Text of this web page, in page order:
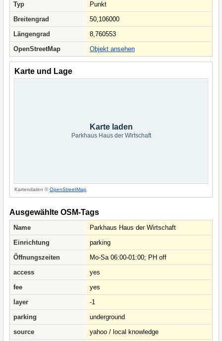
Typ
Punkt
Breitengrad
50,106000
Längengrad
8,760553
OpenStreetMap
Objekt ansehen
Karte und Lage
Karte laden
Parkhaus Haus der Wirtschaft
Kartendaten ©OpenStreetMap
Ausgewählte OSM-Tags
Name
Parkhaus Haus der Wirtschaft
Einrichtung
parking
Öffnungszeiten
Mo-Sa 06:00-01:00; PH off
access
yes
fee
yes
layer
-1
parking
underground
source
yahoo / local knowledge